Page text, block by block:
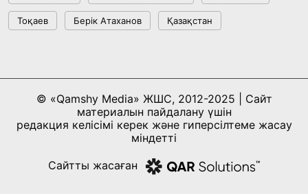
10:28, 15 Шілде 2026
Қазақстан ҰҚК: уақыт сын-қатерлері және
ұлттық мүддені қорғау
Тоқаев Берік Атаханов Қазақстан
© «Qamshy Media» ЖШС, 2012-2025 | Сайт
материалын пайдалану үшін
редакция келісімі керек және гиперсілтеме жасау
міндетті
Сайтты жасаған